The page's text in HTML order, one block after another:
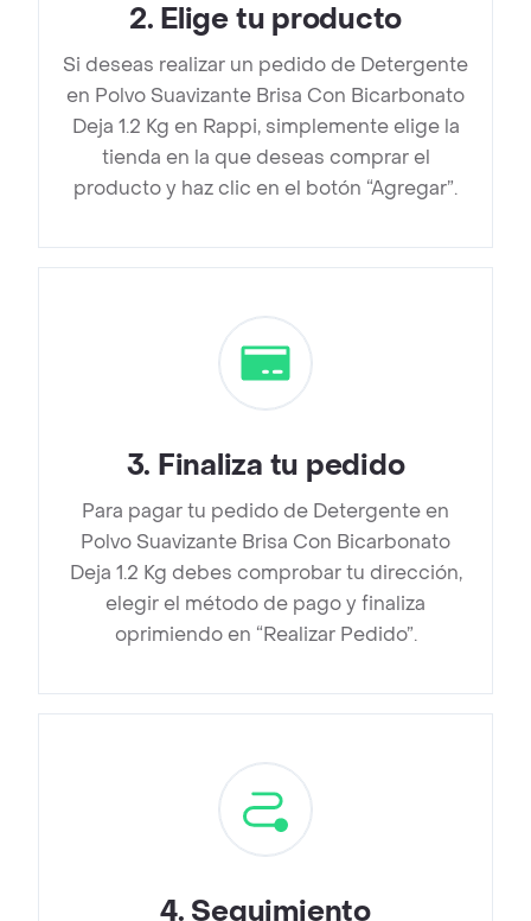
2. Elige tu producto
Si deseas realizar un pedido de Detergente
en Polvo Suavizante Brisa Con Bicarbonato
Deja 1.2 Kg en Rappi, simplemente elige la
tienda en la que deseas comprar el
producto y haz clic en el botón “Agregar”.
3. Finaliza tu pedido
Para pagar tu pedido de Detergente en
Polvo Suavizante Brisa Con Bicarbonato
Deja 1.2 Kg debes comprobar tu dirección,
elegir el método de pago y finaliza
oprimiendo en “Realizar Pedido”.
4. Seguimiento